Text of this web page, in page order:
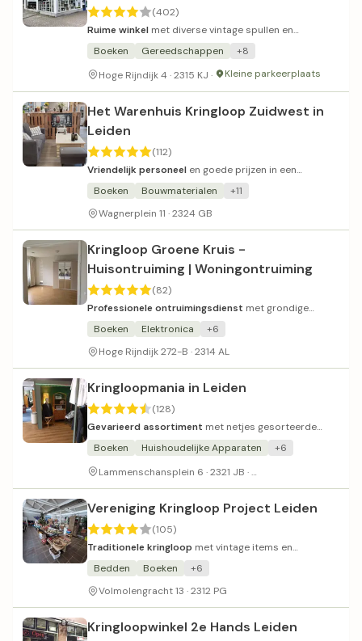
(402)
Ruime winkel met diverse vintage spullen en
betrokken personeel.
Boeken Gereedschappen
+8
Hoge Rijndijk 4 · 2315 KJ ·
Kleine parkeerplaats
Het Warenhuis Kringloop Zuidwest in
Leiden
(112)
Vriendelijk personeel en goede prijzen in een
overzichtelijke kringloop.
Boeken Bouwmaterialen
+11
Wagnerplein 11 · 2324 GB
Kringloop Groene Kruis -
Huisontruiming | Woningontruiming
(82)
Professionele ontruimingsdienst met grondige
schoonmaak en vriendelijke service.
Boeken Elektronica
+6
Hoge Rijndijk 272-B · 2314 AL
Kringloopmania in Leiden
(128)
Gevarieerd assortiment met netjes gesorteerde
kleding op kleur.
Boeken Huishoudelijke Apparaten
+6
Lammenschansplein 6 · 2321 JB ·
Vereniging Kringloop Project Leiden
(105)
Traditionele kringloop met vintage items en
vriendelijk personeel.
Bedden Boeken
+6
Volmolengracht 13 · 2312 PG
Kringloopwinkel 2e Hands Leiden